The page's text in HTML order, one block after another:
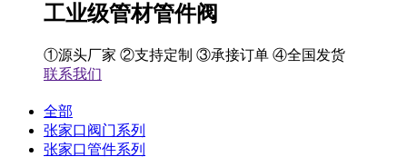
工业级管材管件阀
①源头厂家 ②支持定制 ③承接订单 ④全国发货
联系我们
全部
张家口阀门系列
张家口管件系列